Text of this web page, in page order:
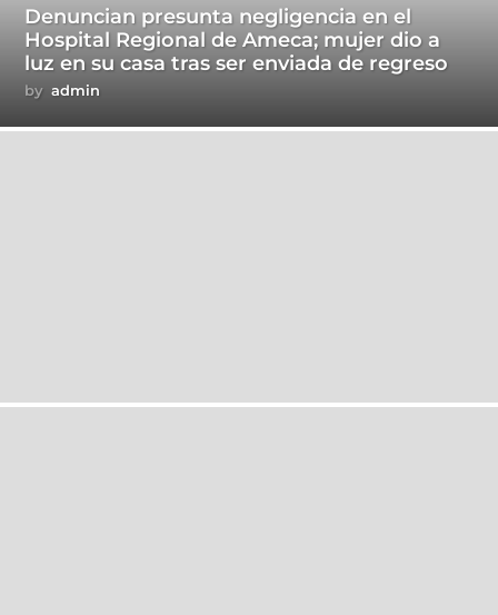
Denuncian presunta negligencia en el
Hospital Regional de Ameca; mujer dio a
luz en su casa tras ser enviada de regreso
by admin